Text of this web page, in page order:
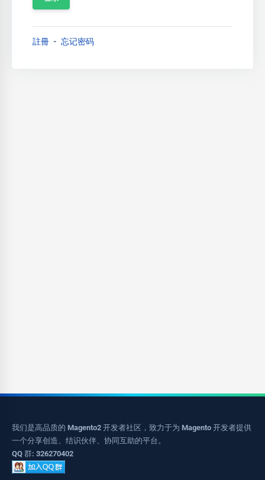
註冊 忘记密码
我们是高品质的 Magento2 开发者社区，致力于为 Magento 开发者提供
一个分享创造、结识伙伴、协同互助的平台。
QQ 群: 326270402